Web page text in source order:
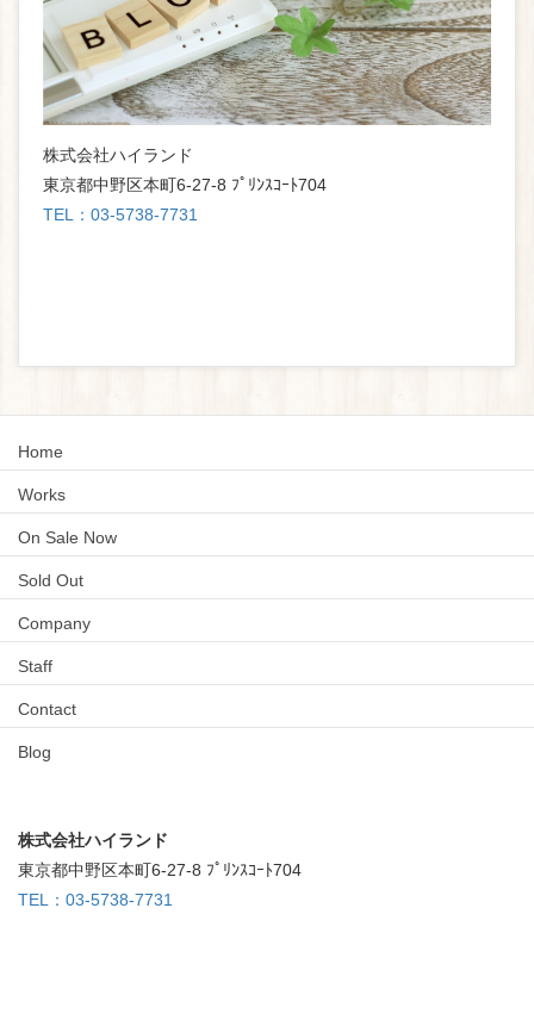
株式会社ハイランド
東京都中野区本町6-27-8 ﾌﾟﾘﾝｽｺｰﾄ704
TEL：03-5738-7731
Home
Works
On Sale Now
Sold Out
Company
Staff
Contact
Blog
株式会社ハイランド
東京都中野区本町6-27-8 ﾌﾟﾘﾝｽｺｰﾄ704
TEL：03-5738-7731